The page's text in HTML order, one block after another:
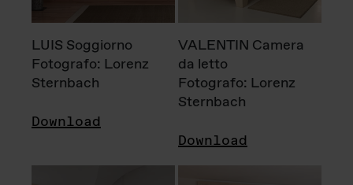
LUIS Soggiorno
Fotografo: Lorenz
Sternbach
Download
VALENTIN Camera
da letto
Fotografo: Lorenz
Sternbach
Download